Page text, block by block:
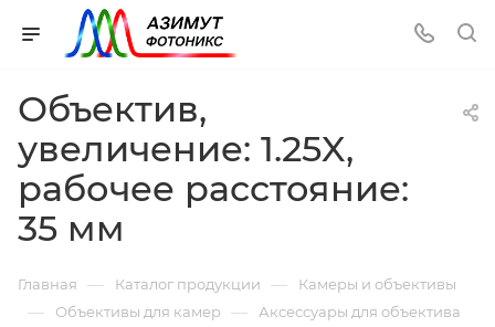
Объектив,
увеличение: 1.25X,
рабочее расстояние:
35 мм
Главная — Каталог продукции — Камеры и объективы
— Объективы для камер — Аксессуары для объектива